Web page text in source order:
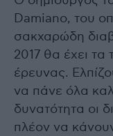
Damiano, του
σακχαρώδη
2017 θα έχει τα
έρευνας.
να πάνε όλα
δυνατότητα οι
πλέον να